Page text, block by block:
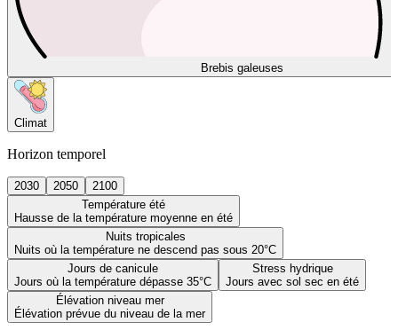
Brebis galeuses
Climat
Horizon temporel
2030 2050
2100
Température été
Hausse de la température moyenne en été
Nuits tropicales
Nuits où la température ne descend pas sous 20°C
Jours de canicule
Jours où la température dépasse 35°C
Stress hydrique
Jours avec sol sec en été
Élévation niveau mer
Élévation prévue du niveau de la mer